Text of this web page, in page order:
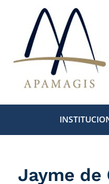
conteúdo
Jayme